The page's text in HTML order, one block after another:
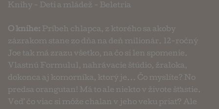
Knihy - Deti a mládež - Beletria
O knihe: Príbeh chlapca, z ktorého sa akoby
zázrakom stane zo dňa na deň milionár. 12-ročný
Joe tak má zrazu všetko, na čo si len spomenie.
Vlastnú Formulu1, nahrávacie štúdio, žraloka,
dokonca aj komorníka, ktorý je... Čo myslíte? No
predsa orangutan! Má to ale niekto v živote šťastie.
Veď čo viac si môže chalan v jeho veku priať? Ale